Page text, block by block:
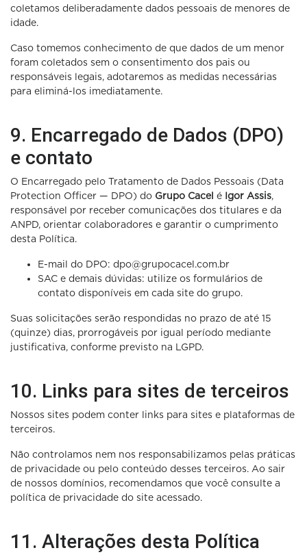
coletamos deliberadamente dados pessoais de menores de
idade.
Caso tomemos conhecimento de que dados de um menor
foram coletados sem o consentimento dos pais ou
responsáveis legais, adotaremos as medidas necessárias
para eliminá-los imediatamente.
9. Encarregado de Dados (DPO)
e contato
O Encarregado pelo Tratamento de Dados Pessoais (Data
Protection Officer — DPO) do Grupo Cacel é Igor Assis,
responsável por receber comunicações dos titulares e da
ANPD, orientar colaboradores e garantir o cumprimento
desta Política.
E-mail do DPO: dpo@grupocacel.com.br
SAC e demais dúvidas: utilize os formulários de
contato disponíveis em cada site do grupo.
Suas solicitações serão respondidas no prazo de até 15
(quinze) dias, prorrogáveis por igual período mediante
justificativa, conforme previsto na LGPD.
10. Links para sites de terceiros
Nossos sites podem conter links para sites e plataformas de
terceiros.
Não controlamos nem nos responsabilizamos pelas práticas
de privacidade ou pelo conteúdo desses terceiros. Ao sair
de nossos domínios, recomendamos que você consulte a
política de privacidade do site acessado.
11. Alterações desta Política